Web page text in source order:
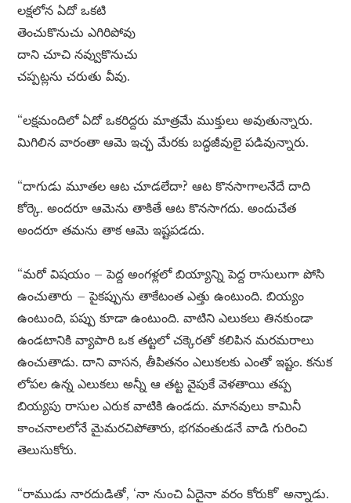
లక్షలోన ఏదో ఒకటి
తెంచుకొనుచు ఎగిరిపోవు
దాని చూచి నవ్వుకొనుచు
చప్పట్లను చరుతు వీవు.
“లక్షమందిలో ఏదో ఒకరిద్దరు మాత్రమే ముక్తులు అవుతున్నారు.
మిగిలిన వారంతా ఆమె ఇచ్ఛ మేరకు బద్ధజీవులై పడివున్నారు.
“దాగుడు మూతల ఆట చూడలేదా? ఆట కొనసాగాలనేదే దాది
కోర్కె. అందరూ ఆమెను తాకితే ఆట కొనసాగదు. అందుచేత
అందరూ తమను తాక ఆమె ఇష్టపడదు.
“మరో విషయం – పెద్ద అంగళ్లలో బియ్యాన్ని పెద్ద రాసులుగా పోసి
ఉంచుతారు – పైకప్పును తాకేటంత ఎత్తు ఉంటుంది. బియ్యం
ఉంటుంది, పప్పు కూడా ఉంటుంది. వాటిని ఎలుకలు తినకుండా
ఉండటానికి వ్యాపారి ఒక తట్టలో చక్కెరతో కలిపిన మరమరాలు
ఉంచుతాడు. దాని వాసన, తీపితనం ఎలుకలకు ఎంతో ఇష్టం. కనుక
లోపల ఉన్న ఎలుకలు అన్నీ ఆ తట్ట వైపుకే వెళతాయి తప్ప
బియ్యపు రాసుల ఎరుక వాటికి ఉండదు. మానవులు కామినీ
కాంచనాలలోనే మైమరచిపోతారు, భగవంతుడనే వాడి గురించి
తెలుసుకోరు.
“రాముడు నారదుడితో, ‘నా నుంచి ఏదైనా వరం కోరుకో’ అన్నాడు.